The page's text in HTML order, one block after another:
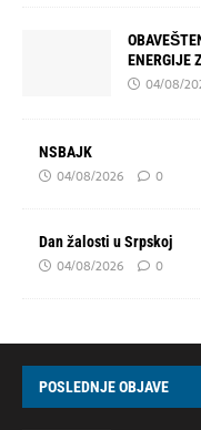
ENERGIJE
04/08/
NSBAJK
04/08/2026 0
Dan žalosti u Srpskoj
04/08/2026 0
POSLEDNJE OBJAVE